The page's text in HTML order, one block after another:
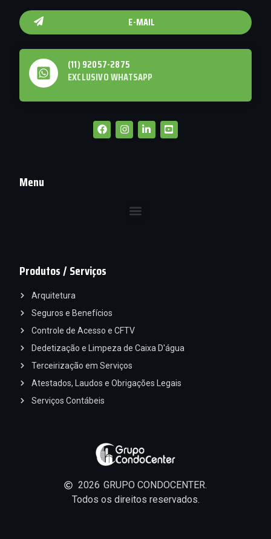
2026 GRUPO CONDOCENTER.
Todos os direitos reservados.
Produtos / Serviços
Arquitetura
Seguros e Benefícios
Controle de Acesso e CFTV
Dedetização e Limpeza de Caixa D'água
Terceirização em Serviços
Atestados, Laudos e Obrigações Legais
Serviços Contábeis
Menu
E-MAIL
(11) 92057-2875
EXCLUSIVO WHATSAPP